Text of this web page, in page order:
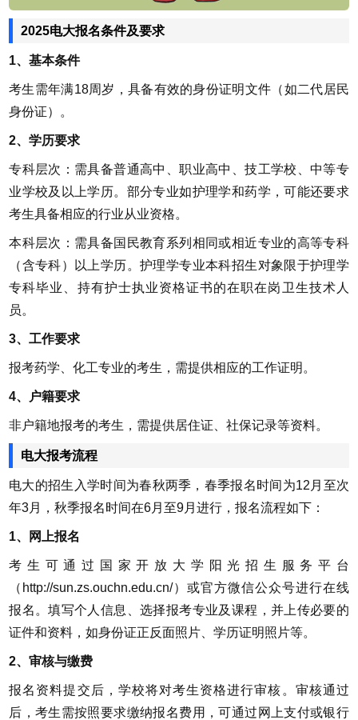
2025电大报名条件及要求
1、基本条件
考生需年满18周岁，具备有效的身份证明文件（如二代居民
身份证）。
2、学历要求
专科层次：需具备普通高中、职业高中、技工学校、中等专
业学校及以上学历。部分专业如护理学和药学，可能还要求
考生具备相应的行业从业资格。
本科层次：需具备国民教育系列相同或相近专业的高等专科
（含专科）以上学历。护理学专业本科招生对象限于护理学
专科毕业、持有护士执业资格证书的在职在岗卫生技术人
员。
3、工作要求
报考药学、化工专业的考生，需提供相应的工作证明。
4、户籍要求
非户籍地报考的考生，需提供居住证、社保记录等资料。
电大报考流程
电大的招生入学时间为春秋两季，春季报名时间为12月至次
年3月，秋季报名时间在6月至9月进行，报名流程如下：
1、网上报名
考生可通过国家开放大学阳光招生服务平台
（http://sun.zs.ouchn.edu.cn/）或官方微信公众号进行在线
报名。填写个人信息、选择报考专业及课程，并上传必要的
证件和资料，如身份证正反面照片、学历证明照片等。
2、审核与缴费
报名资料提交后，学校将对考生资格进行审核。审核通过
后，考生需按照要求缴纳报名费用，可通过网上支付或银行